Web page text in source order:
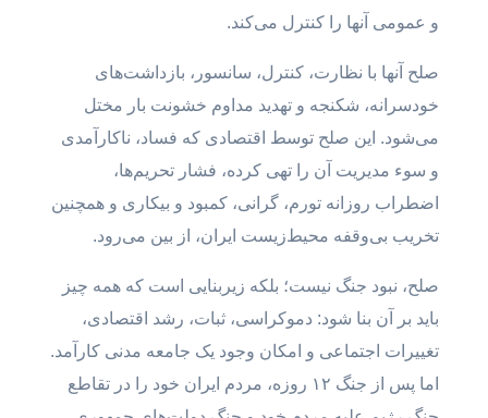
و عمومی آنها را کنترل می‌کند.
صلح آنها با نظارت، کنترل، سانسور، بازداشت‌های
خودسرانه، شکنجه و تهدید مداوم خشونت بار مختل
می‌شود. این صلح توسط اقتصادی که فساد، ناکارآمدی
و سوء مدیریت آن را تهی کرده، فشار تحریم‌ها،
اضطراب روزانه تورم، گرانی، کمبود و بیکاری و همچنین
تخریب بی‌وقفه محیط‌زیست ایران، از بین می‌رود.
صلح، نبود جنگ نیست؛ بلکه زیربنایی است که همه چیز
باید بر آن بنا شود: دموکراسی، ثبات، رشد اقتصادی،
تغییرات اجتماعی و امکان وجود یک جامعه مدنی کارآمد.
اما پس از جنگ ۱۲ روزه، مردم ایران خود را در تقاطع